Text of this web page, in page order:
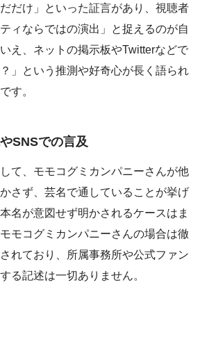
だけ」といった証言があり、視聴者
ィならではの演出」と捉えるのが自
え、ネットの掲示板やTwitterなどで
」という推測や好奇心が長く語られ
す。
SNSでの言及
て、モモコグミカンパニーさんが他
さず、芸名で通していることが挙げ
名が意図せず明かされるケースはま
モコグミカンパニーさんの場合は徹
れており、所属事務所や公式ファン
る記述は一切ありません。